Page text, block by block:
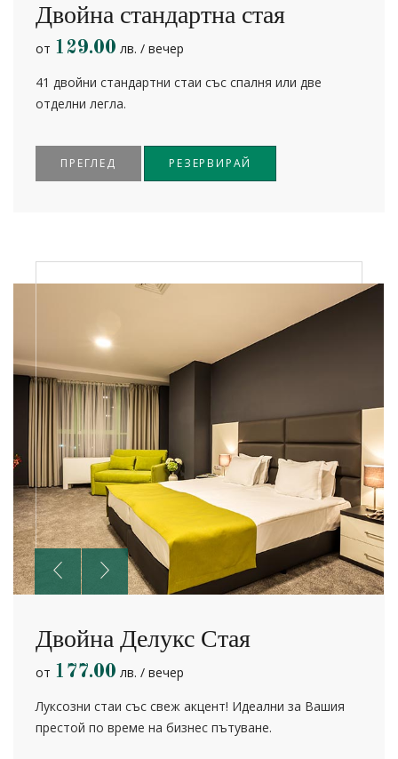
от 129.00 лв. / вечер
Двойна стандартна стая
41 двойни стандартни стаи със спалня или две
отделни легла.
ПРЕГЛЕД РЕЗЕРВИРАЙ
от 177.00 лв. / вечер
Двойна Делукс Стая
Луксозни стаи със свеж акцент! Идеални за Вашия
престой по време на бизнес пътуване.